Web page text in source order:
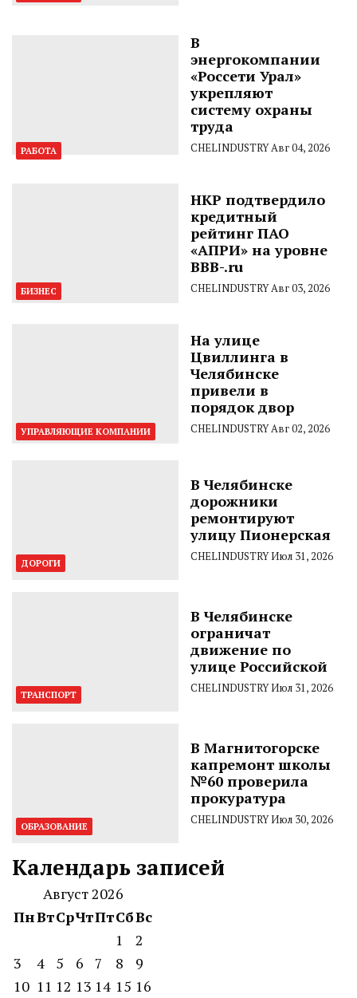
РАБОТА
В
энергокомпании
«Россети Урал»
укрепляют
систему охраны
труда
CHELINDUSTRYАвг 04, 2026
БИЗНЕС
НКР подтвердило
кредитный
рейтинг ПАО
«АПРИ» на уровне
BBB-.ru
CHELINDUSTRYАвг 03, 2026
УПРАВЛЯЮЩИЕ КОМПАНИИ
На улице
Цвиллинга в
Челябинске
привели в
порядок двор
CHELINDUSTRYАвг 02, 2026
ДОРОГИ
В Челябинске
дорожники
ремонтируют
улицу Пионерская
CHELINDUSTRYИюл 31, 2026
ТРАНСПОРТ
В Челябинске
ограничат
движение по
улице Российской
CHELINDUSTRYИюл 31, 2026
ОБРАЗОВАНИЕ
В Магнитогорске
капремонт школы
№60 проверила
прокуратура
CHELINDUSTRYИюл 30, 2026
Календарь записей
Август 2026
ПнВтСрЧтПтСбВс
1
2
3
4 5 6 7 8
9
10 11 12 13 14 15 16